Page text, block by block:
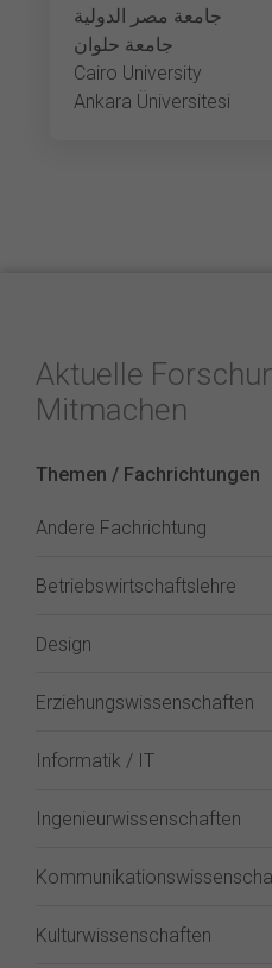
جامعة مصر الدولية
جامعة حلوان
Cairo University
Ankara Üniversitesi
Aktuelle
Mitmachen
Themen / Fachrichtungen
Andere Fachrichtung
Betriebswirtschaftslehre
Design
Erziehungswissenschaften
Informatik / IT
Ingenieurwissenschaften
Kulturwissenschaften